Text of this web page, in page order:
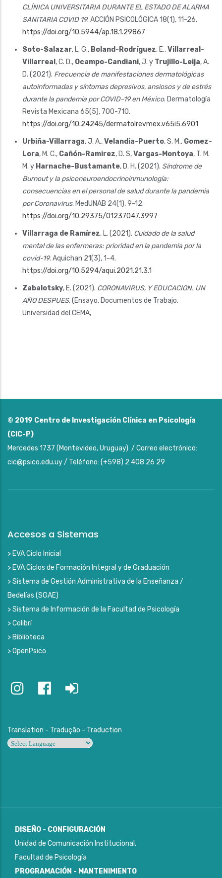
CLÍNICA UNIVERSITARIA DURANTE EL ESTADO DE ALARMA
SANITARIA COVID 19. ACCIÓN PSICOLÓGICA 18(1), 11-26.
https://doi.org/10.5944/ap.18.1.29867
Soto-Salazar, L. G., Boland-Rodríguez, E.,Villarreal-
Villarreal , C. D., Ocampo-Candiani, J. y Trujillo-Leija, A.
D. (2021). Frecuencia de manifestaciones dermatológicas
autoinformadas y síntomas depresivos, ansiosos y de estrés
durante la pandemia por COVID-19 en México. Dermatología
Revista Mexicana 65(5), 700-710.
https://doi.org/10.24245/dermatolrevmex.v65i5.6901
Urbiña-Villarraga, J. A.,Velandia-Puerto, S. M., Gomez-
Lora, M. C., Cañón-Ramirez, D. S,Vargas-Montoya, T. M.
M. y Harnache-Bustamante, D. H. (2021). Síndrome de
Burnout y la psiconeuroendocrinoinmunología:
consecuencias en el personal de salud durante la pandemia
por Coronavirus. MedUNAB 24(1), 9-12.
https://doi.org/10.29375/01237047.3997
Villarraga de Ramírez, L. (2021). Cuidado de la salud
mental de las enfermeras: prioridad en la pandemia por la
covid-19. Aquichan 21(3), 1-4.
https://doi.org/10.5294/aqui.2021.21.3.1
Zabalotsky, E. (2021). CORONAVIRUS, Y EDUCACION. UN
AÑO DESPUES. (Ensayo, Documentos de Trabajo,
Universidad del CEMA,
© 2019 Centro de Investigación Clínica en Psicología
(CIC-P)
Mercedes 1737 (Montevideo, Uruguay) / Correo electrónico:
cic@psico.edu.uy / Teléfono: (+598) 2 408 26 29
Accesos a Sistemas
> EVA Ciclo Inicial
> EVA Ciclos de Formación Integral y de Graduación
> Sistema de Gestión Administrativa de la Enseñanza /
Bedelías (SGAE)
> Sistema de Información de la Facultad de Psicología
> Colibrí
> Biblioteca
> OpenPsico
Translation - Tradução - Traduction
DISEÑO - CONFIGURACIÓN
Unidad de Comunicación Institucional,
Facultad de Psicología
PROGRAMACIÓN - MANTENIMIENTO